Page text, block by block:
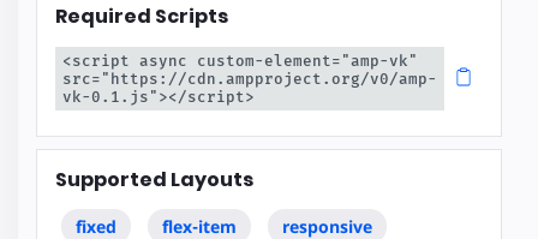
Required Scripts
<script async custom-element="amp-vk"
src="https://cdn.ampproject.org/v0/amp-
vk-0.1.js"></script>
Supported Layouts
fixed flex-item responsive